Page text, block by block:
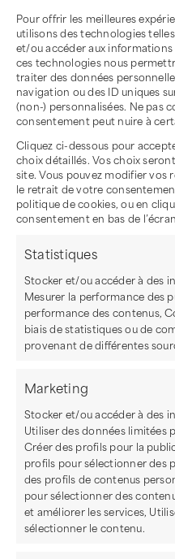
Pour offrir les meilleures
utilisons des technologies
et/ou accéder aux
ces technologies nous
traiter des données
navigation ou des ID uniques
(non-) personnalisées. Ne pas
consentement peut nuire à
Cliquez ci-dessous pour
choix détaillés. Vos choix
site. Vous pouvez modifier
le retrait de votre
politique de cookies, ou en
consentement en bas de
Statistiques
Stocker et/ou accéder à des
Mesurer la performance des
performance des contenus,
biais de statistiques ou de
provenant de différentes
Marketing
Stocker et/ou accéder à des
Utiliser des données limitées
Créer des profils pour la
profils pour sélectionner des
des profils de contenus
pour sélectionner des
et améliorer les services,
sélectionner le contenu.